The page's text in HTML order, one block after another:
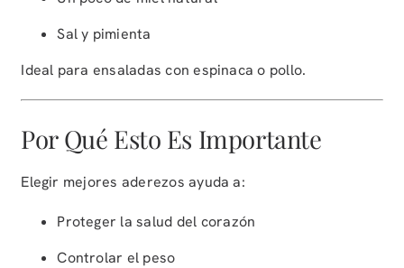
Sal y pimienta
Ideal para ensaladas con espinaca o pollo.
Por Qué Esto Es Importante
Elegir mejores aderezos ayuda a:
Proteger la salud del corazón
Controlar el peso